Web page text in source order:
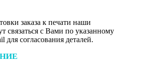
заказа к печати наши
связаться с Вами по указанному
для согласования деталей.